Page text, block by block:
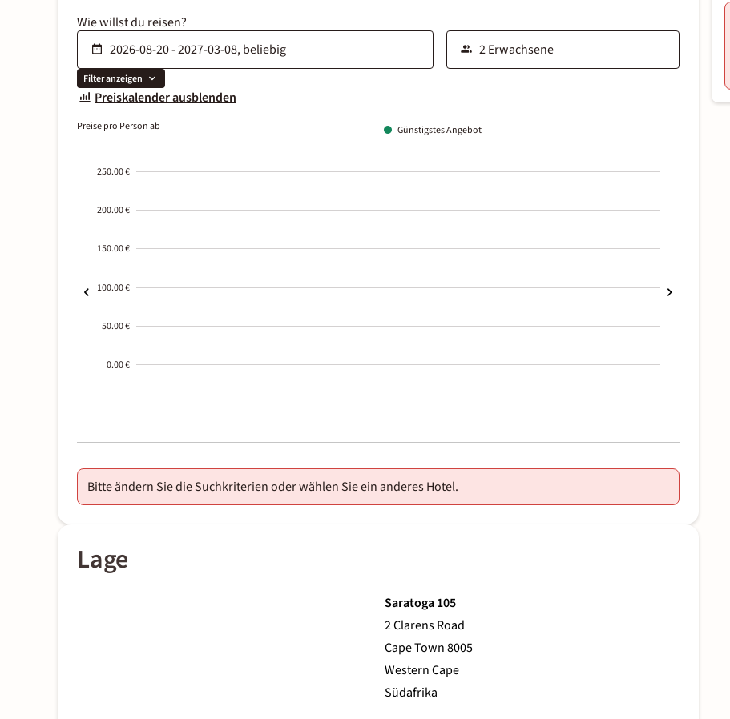
Wie willst du reisen?
Filter anzeigen
Preiskalender ausblenden
Preise pro Person ab Günstigstes Angebot
250.00 €
200.00 €
150.00 €
100.00 €
50.00 €
0.00 €
01-02
Bitte ändern Sie die Suchkriterien oder wählen Sie ein anderes Hotel.
Lage
Saratoga 105
2 Clarens Road
Cape Town 8005
Western Cape
Südafrika